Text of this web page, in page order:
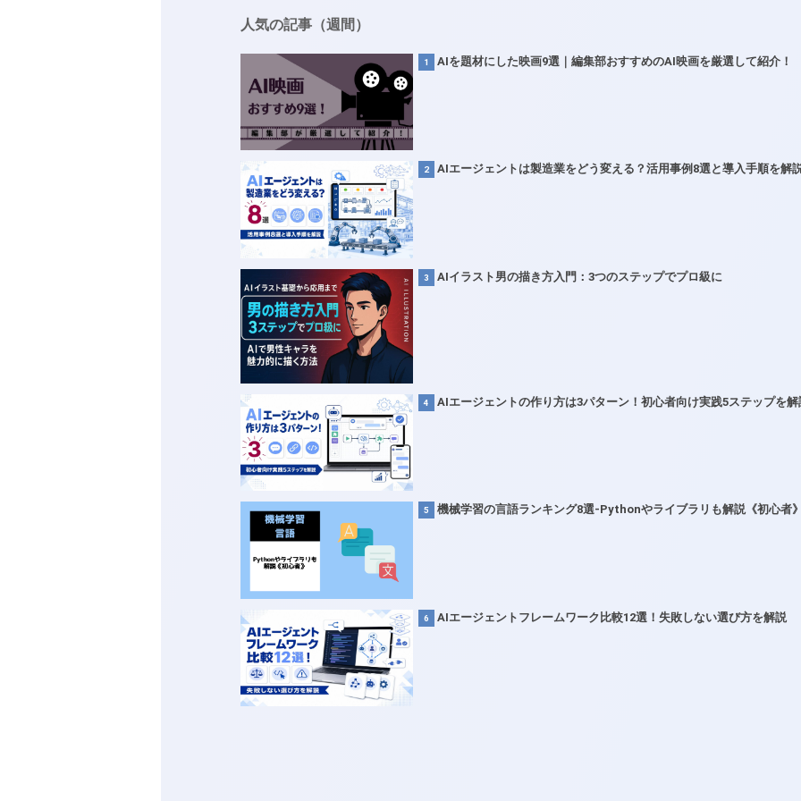
人気の記事（週間）
AIを題材にした映画9選｜編集部おすすめのAI映画を厳選して紹介！
AIエージェントは製造業をどう変える？活用事例8選と導入手順を解
AIイラスト男の描き方入門：3つのステップでプロ級に
AIエージェントの作り方は3パターン！初心者向け実践5ステップを解
機械学習の言語ランキング8選-Pythonやライブラリも解説《初心者
AIエージェントフレームワーク比較12選！失敗しない選び方を解説